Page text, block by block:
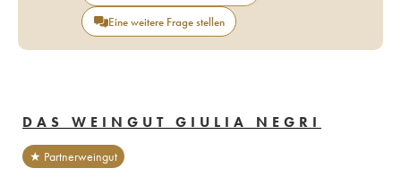
Eine weitere Frage stellen
DAS WEINGUT GIULIA NEGRI
★ Partnerweingut